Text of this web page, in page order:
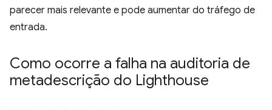
parecer mais relevante e pode aumentar do tráfego de
entrada.
Como ocorre a falha na auditoria de
metadescrição do Lighthouse